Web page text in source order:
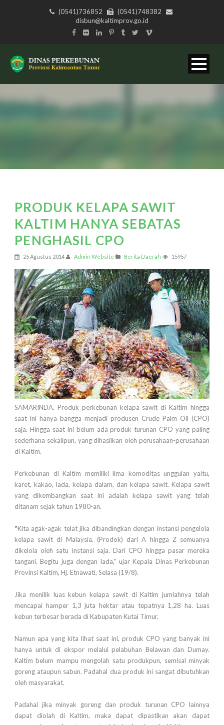
(0541)736852
(0541)748382
disbun@kaltimprov.go.id
PRODUK KELAPA SAWIT
KALTIM HANYA SEBATAS
PENGHASIL CPO
25 Agustus 2014 Admin Website Berita Daerah 15957
SAMARINDA. Produk perkebunan kelapa sawit di Kaltim hingga
saat ini hanya bangga menjadi produsen Crude Palm Oil (CPO)
saja. Hingga saat ini belum ada produk turunan CPO yang paling
sederhana sekalipun, yang dihasilkan oleh perusahaan-perusahaan
di Kaltim.
Perkebunan di Kaltim memiliki lima komoditas unggulan yaitu,
karet, kakao, lada, kelapa dalam, dan kelapa sawit. Kelapa sawit
yang dikembangkan saat ini adalah kelapa sawit yang telah
ditanam sejak tahun 1980-an.
"Kita agak-agak telat jika dibandingkan dengan instansi pengelola
kelapa sawit di Malaysia. (Prodok) dari A hingga Z semuanya
dikelola oleh satu instansi saja. Dari CPO hingga pasar mereka
tangani. Begitu juga dengan lada," ujar Kepala Dinas Perkebunan
Provinsi Kaltim, Hj. Etnawati, Selasa (19/8).
Jika menilik luas kebun kelapa sawit di Kaltim jumlahnya telah
mencapai hamper 1,3 juta hektar atau tepatnya 1,28 ha. Luas
kebun terbesar berada di Kabupaten Kutai Timur.
Namun apa yang kita lihat saat ini, produk CPO yang banyak ini
hanya untuk di ekspor melalui pelabuhan Belawan dan Dumay.
Kaltim belum mampu mengolah satu produkpun, semisal minyak
goreng ataupun sabun. Padahal dua produk ini sangat dibutuhkan
oleh masyarakat.
Padahal jika minyak goreng dan produk turunan CPO lainnya
dapat diolah di Kaltim, maka dapat dipastikan akan dapat